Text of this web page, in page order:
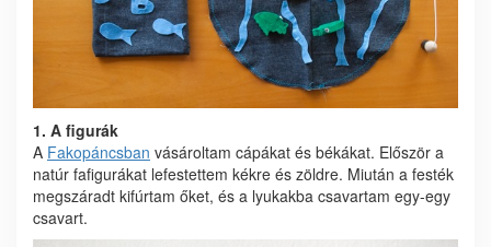
1. A figurák
A Fakopáncsban vásároltam cápákat és békákat. Először a
natúr fafigurákat lefestettem kékre és zöldre. Miután a festék
megszáradt kifúrtam őket, és a lyukakba csavartam egy-egy
csavart.